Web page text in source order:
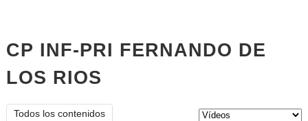
CP INF-PRI FERNANDO DE
LOS RIOS
Todos los contenidos